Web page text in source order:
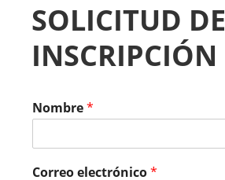
SOLICITUD DE
INSCRIPCIÓN
Nombre*
Correo electrónico*